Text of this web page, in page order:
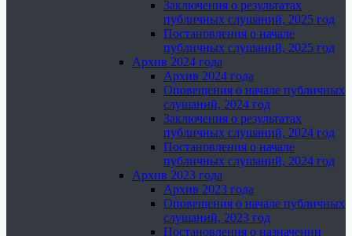
Заключения о результатах
публичных слушаний, 2025 год
Постановления о начале
публичных слушаний, 2025 год
Архив 2024 года
Архив 2024 года
Оповещения о начале публичных
слушаний, 2024 год
Заключения о результатах
публичных слушаний, 2024 год
Постановления о начале
публичных слушаний, 2024 год
Архив 2023 года
Архив 2023 года
Оповещения о начале публичных
слушаний, 2023 год
Постановления о назначении